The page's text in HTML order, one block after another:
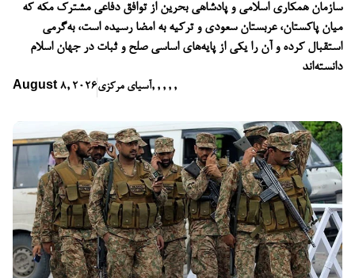
سازمان همکاری اسلامی و پادشاهی بحرین از توافق دفاعی مشترک مکه که
میان پاکستان، عربستان سعودی و ترکیه به امضا رسیده است، به‌گرمی
استقبال کرده و آن را یکی از پایه‌های اساسی صلح و ثبات در جهان اسلام
دانسته‌اند
August 8, 2026آسیای مرکزی, , , , ,